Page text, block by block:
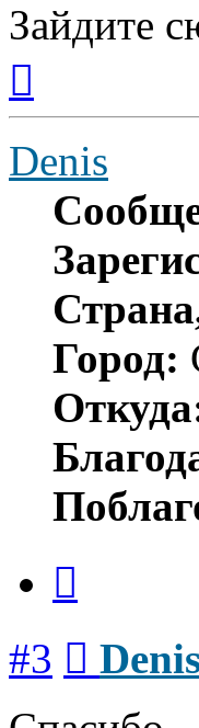
Зайдите
началу
Denis
Город:
#3